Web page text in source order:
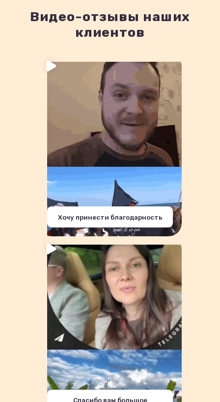
Видео-отзывы наших
клиентов
Хочу принести благодарность
Спасибо вам большое